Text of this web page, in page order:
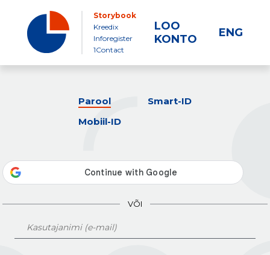
Storybook
Kreedix
Inforegister
1Contact
LOO
KONTO
ENG
Parool
Smart-ID
Mobiil-ID
VÕI